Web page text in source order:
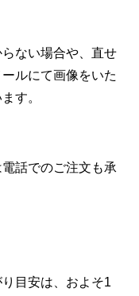
ない場合や、直せ
ルにて画像をいた
す。
話でのご注文も承
目安は、およそ1